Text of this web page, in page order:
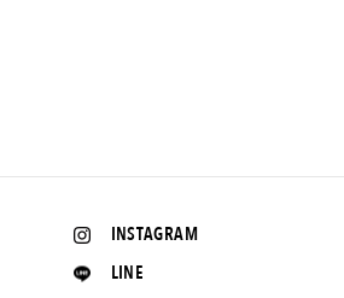
INSTAGRAM
LINE